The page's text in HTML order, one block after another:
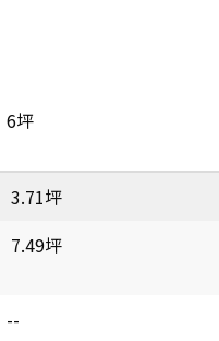
6坪
3.71坪
7.49坪
--